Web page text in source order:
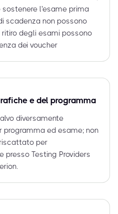
l'esame prima
scadenza non possono
degli esami possono
dei voucher
e del programma
diversamente
ed esame; non
per
presso Testing Providers